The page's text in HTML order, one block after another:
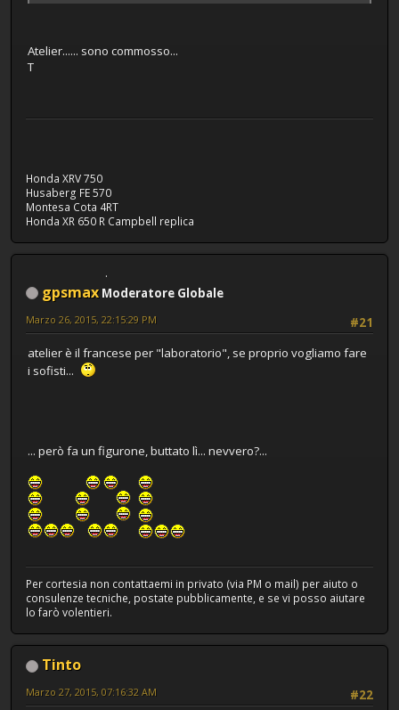
Atelier...... sono commosso...
T
Honda XRV 750
Husaberg FE 570
Montesa Cota 4RT
Honda XR 650 R Campbell replica
gpsmax Moderatore Globale
#21
Marzo 26, 2015, 22:15:29 PM
atelier è il francese per "laboratorio", se proprio vogliamo fare
i sofisti...
... però fa un figurone, buttato lì... nevvero?...
Per cortesia non contattaemi in privato (via PM o mail) per aiuto o
consulenze tecniche, postate pubblicamente, e se vi posso aiutare
lo farò volentieri.
Tinto
#22
Marzo 27, 2015, 07:16:32 AM